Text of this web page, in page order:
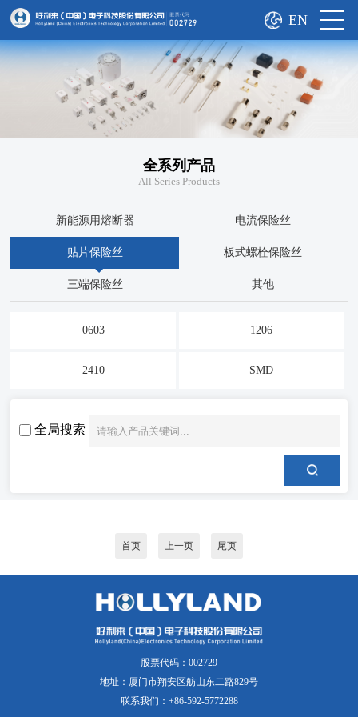
EN
全系列产品
All Series Products
新能源用熔断器 电流保险丝
贴片保险丝 板式螺栓保险丝
三端保险丝 其他
0603 1206
2410 SMD
全局搜索
首页 上一页 尾页
股票代码：002729
地址：厦门市翔安区舫山东二路829号
联系我们：+86-592-5772288